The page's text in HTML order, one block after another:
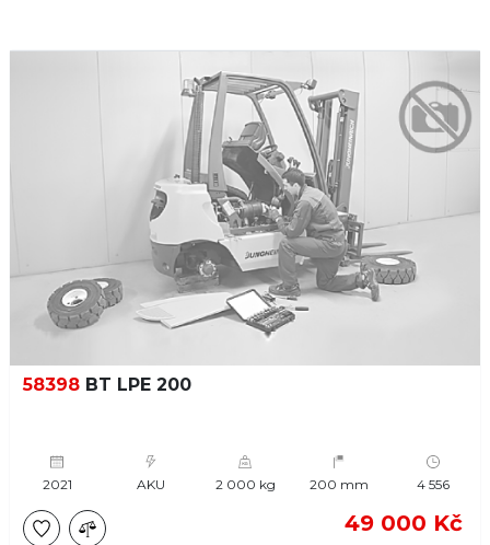
58398 BT LPE 200
2021 AKU 2 000 kg 200 mm 4 556
49 000 Kč